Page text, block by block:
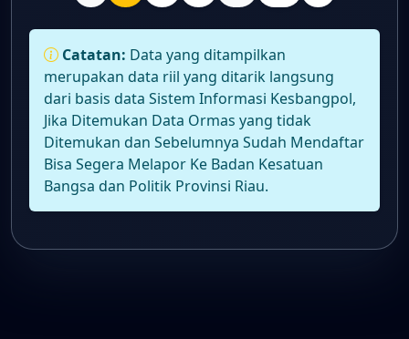
Catatan: Data yang ditampilkan
merupakan data riil yang ditarik langsung
dari basis data Sistem Informasi Kesbangpol,
Jika Ditemukan Data Ormas yang tidak
Ditemukan dan Sebelumnya Sudah Mendaftar
Bisa Segera Melapor Ke Badan Kesatuan
Bangsa dan Politik Provinsi Riau.